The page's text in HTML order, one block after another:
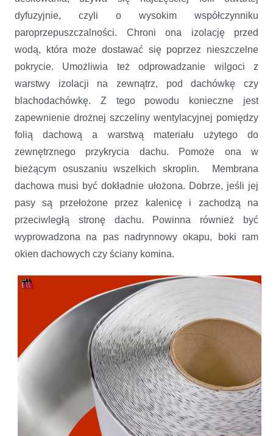
dyfuzyjnie, czyli o wysokim współczynniku
paroprzepuszczalności. Chroni ona izolację przed
wodą, która może dostawać się poprzez nieszczelne
pokrycie. Umożliwia też odprowadzanie wilgoci z
warstwy izolacji na zewnątrz, pod dachówkę czy
blachodachówkę. Z tego powodu konieczne jest
zapewnienie drożnej szczeliny wentylacyjnej pomiędzy
folią dachową a warstwą materiału użytego do
zewnętrznego przykrycia dachu. Pomoże ona w
bieżącym osuszaniu wszelkich skroplin. Membrana
dachowa musi być dokładnie ułożona. Dobrze, jeśli jej
pasy są przełożone przez kalenicę i zachodzą na
przeciwległą stronę dachu. Powinna również być
wyprowadzona na pas nadrynnowy okapu, boki ram
okien dachowych czy ściany komina.